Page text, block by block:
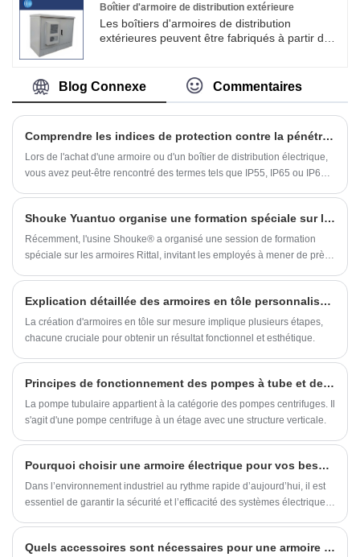
Boîtier d'armoire de distribution extérieure
Les boîtiers d'armoires de distribution
extérieures peuvent être fabriqués à partir de
d'application et des exigences spécifiques.
Shouke® possède de nombreuses années
électrique, avec une technologie et des
processus matures, et ses produits sont
vendus dans plus de 40 pays à travers le
Blog Connexe Commentaires
Comprendre les indices de protection contre la pénétration
Lors de l'achat d'une armoire ou d'un boîtier de distribution électrique,
vous avez peut-être rencontré des termes tels que IP55, IP65 ou IP68.
solides (poussière, débris) et l'eau.
Shouke Yuantuo organise une formation spéciale sur les armoires Rittal pour améliorer la qualité des produits
Récemment, l'usine Shouke® a organisé une session de formation
spéciale sur les armoires Rittal, invitant les employés à mener de près
normes de pointe de l'industrie par le biais de comparaisons, jetant
ainsi les bases de l'amélioration de la qualité des produits de
l'entreprise.
Explication détaillée des armoires en tôle personnalisées
La création d'armoires en tôle sur mesure implique plusieurs étapes,
chacune cruciale pour obtenir un résultat fonctionnel et esthétique.
Principes de fonctionnement des pompes à tube et des pompes à tuyau.
La pompe tubulaire appartient à la catégorie des pompes centrifuges. Il
s'agit d'une pompe centrifuge à un étage avec une structure verticale.
Pourquoi choisir une armoire électrique pour vos besoins industriels?
Dans l’environnement industriel au rythme rapide d’aujourd’hui, il est
essentiel de garantir la sécurité et l’efficacité des systèmes électriques.
surtensions électriques et l'accès non autorisé. Mais pourquoi les
Quels accessoires sont nécessaires pour une armoire réseau fondamentalement parfaite ?